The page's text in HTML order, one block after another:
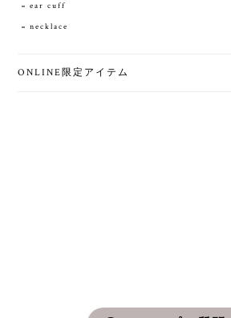
ear cuff
necklace
ONLINE限定アイテム